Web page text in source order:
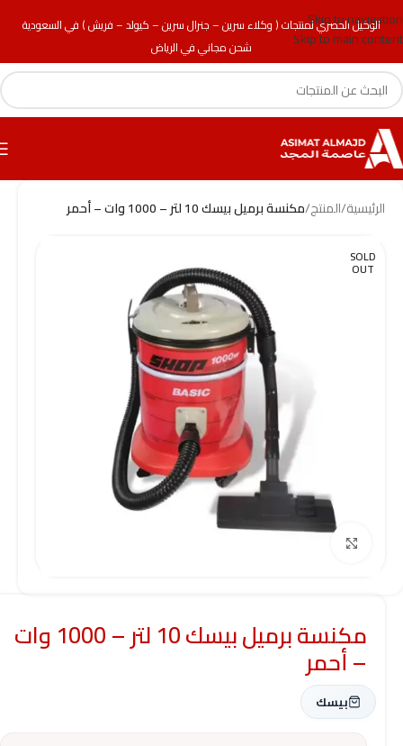
الوكيل الحصري لمنتجات ( وكلاء سرين – جنرال سرين – كيولد – فريش ) في السعودية
شحن مجاني في الرياض
Skip to navigation
Skip to main content
الرئيسية/المنتج/مكنسة برميل بيسك 10 لتر – 1000 وات – أحمر
SOLD
OUT
مكنسة برميل بيسك 10 لتر – 1000 وات
– أحمر
بيسك